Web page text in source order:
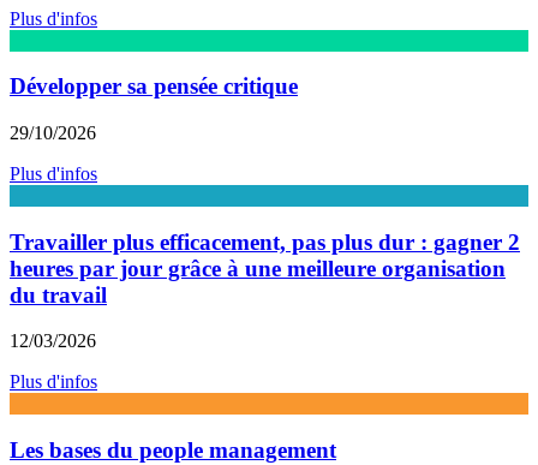
Plus d'infos
Développer sa pensée critique
29/10/2026
Plus d'infos
Travailler plus efficacement, pas plus dur : gagner 2
heures par jour grâce à une meilleure organisation
du travail
12/03/2026
Plus d'infos
Les bases du people management